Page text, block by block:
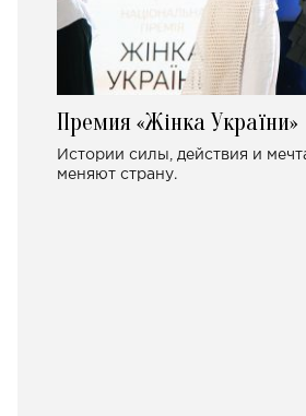
Премия «Жінка України»
Истории силы, действия и
меняют страну.